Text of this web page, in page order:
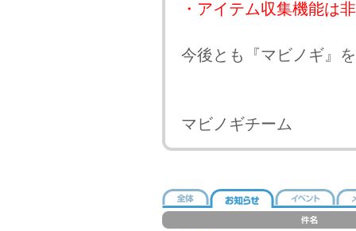
・アイテム収集機能は
今後とも『マビノギ』
マビノギチーム